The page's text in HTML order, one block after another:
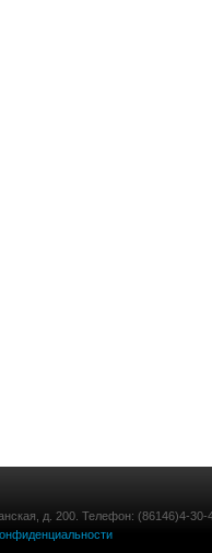
д. 200. Телефон: (86146)4-30-